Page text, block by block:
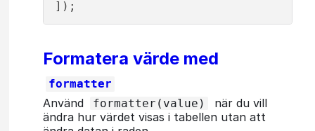
Formatera värde med
formatter
Använd formatter(value)
när du vill
ändra hur värdet visas i tabellen utan att